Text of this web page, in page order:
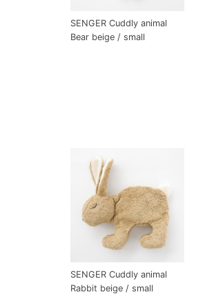
SENGER Cuddly animal
Bear beige / small
SENGER Cuddly animal
Rabbit beige / small